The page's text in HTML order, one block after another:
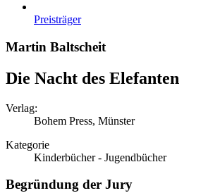
Preisträger
Martin Baltscheit
Die Nacht des Elefanten
Verlag:
Bohem Press, Münster
Kategorie
Kinderbücher - Jugendbücher
Begründung der Jury